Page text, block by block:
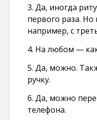
3. Да, иногда
первого раза. Но
например, с
4. На любом —
5. Да, можно.
ручку.
6. Да, можно
телефона.